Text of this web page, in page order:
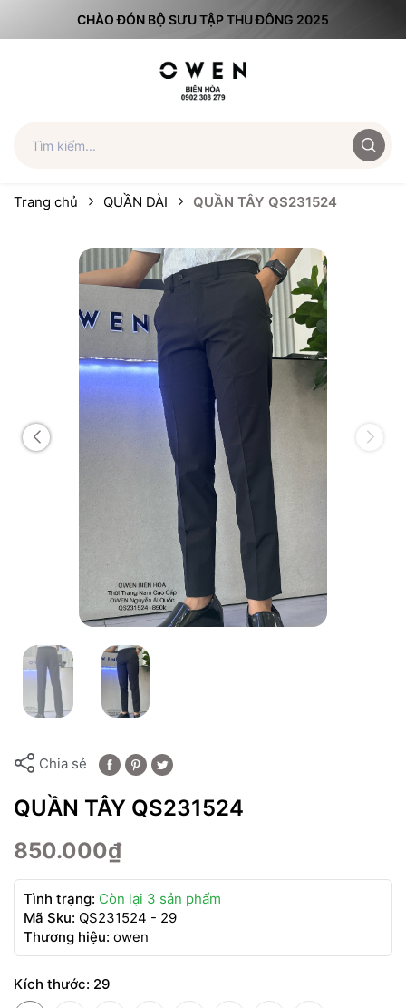
CHÀO ĐÓN BỘ SƯU TẬP THU ĐÔNG 2025
Trang chủ QUẦN DÀI QUẦN TÂY QS231524
Chia sẻ
QUẦN TÂY QS231524
850.000₫
Tình trạng: Còn lại 3 sản phẩm
Mã Sku: QS231524 - 29
Thương hiệu: owen
Kích thước: 29